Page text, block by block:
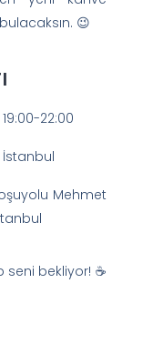
😉
22:00
İstanbul
Mehmet
seni bekliyor! ☕